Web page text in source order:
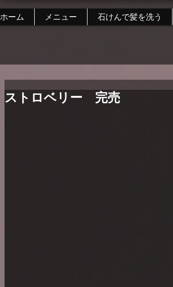
ホーム メニュー 石けんで髪を洗う
ストロベリー 完売